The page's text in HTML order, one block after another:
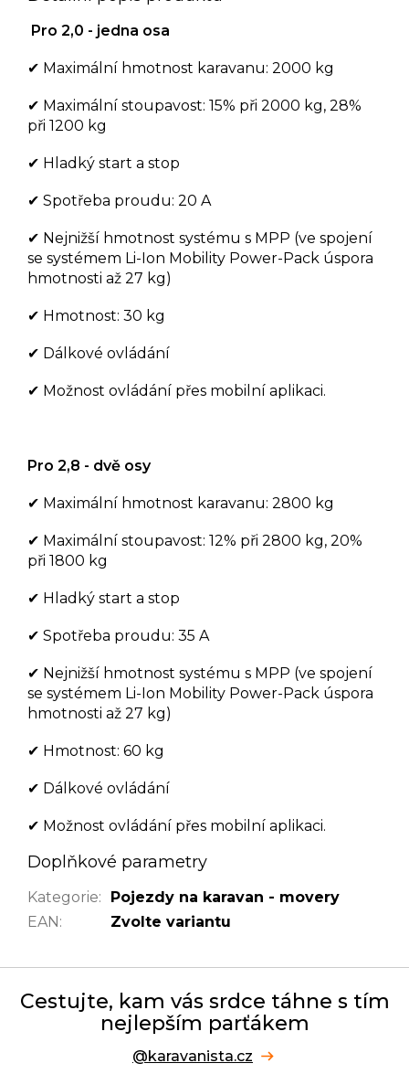
Pro 2,0 - jedna osa
✔ Maximální hmotnost karavanu: 2000 kg
✔ Maximální stoupavost: 15% při 2000 kg, 28%
při 1200 kg
✔ Hladký start a stop
✔ Spotřeba proudu: 20 A
✔ Nejnižší hmotnost systému s MPP (ve spojení
se systémem Li-Ion Mobility Power-Pack úspora
hmotnosti až 27 kg)
✔ Hmotnost: 30 kg
✔ Dálkové ovládání
✔ Možnost ovládání přes mobilní aplikaci.
Pro 2,8 - dvě osy
✔ Maximální hmotnost karavanu: 2800 kg
✔ Maximální stoupavost: 12% při 2800 kg, 20%
při 1800 kg
✔ Hladký start a stop
✔ Spotřeba proudu: 35 A
✔ Nejnižší hmotnost systému s MPP (ve spojení
se systémem Li-Ion Mobility Power-Pack úspora
hmotnosti až 27 kg)
✔ Hmotnost: 60 kg
✔ Dálkové ovládání
✔ Možnost ovládání přes mobilní aplikaci.
Doplňkové parametry
Kategorie:
Pojezdy na karavan - movery
EAN: Zvolte variantu
Cestujte, kam vás srdce táhne s tím
nejlepším parťákem
@karavanista.cz